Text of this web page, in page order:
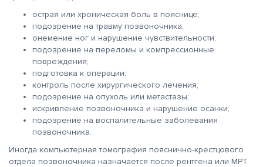
острая или хроническая боль в пояснице;
подозрение на травму позвоночника;
онемение ног и нарушение чувствительности;
подозрение на переломы и компрессионные
повреждения;
подготовка к операции;
контроль после хирургического лечения;
подозрение на опухоль или метастазы;
искривление позвоночника и нарушение осанки;
подозрение на воспалительные заболевания
позвоночника.
Иногда компьютерная томография пояснично-крестцового
отдела позвоночника назначается после рентгена или МРТ